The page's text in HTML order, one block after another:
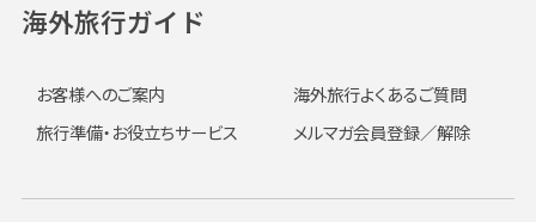
海外旅行ガイド
お客様へのご案内
海外旅行よくあるご質問
旅行準備・お役立ちサービス
メルマガ会員登録／解除